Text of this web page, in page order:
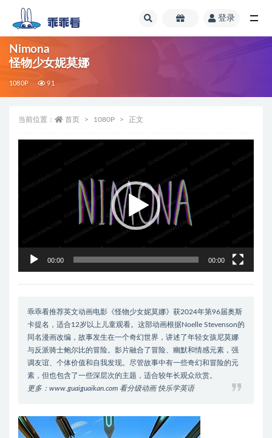
登录
Nimona
怪物少女妮莫娜
1080P 91
当前位置： 首页 1080P 正文
视
频
放
00:00 00:00
乖乖看推荐英文动画电影《怪物少女妮莫娜》获2024年第96届奥斯
卡提名，适合12岁以上儿童观看。这部动画根据Noelle Stevenson的
同名漫画改编，故事发生在一个奇幻世界，讲述了年轻女孩尼莫娜
与反派骑士鲍尔比的冒险。影片融合了冒险、幽默和情感元素，强
调友谊、个体价值和自我发现。尽管故事中有一些奇幻和冒险的元
素，但也包含了一些深层次的主题，适合较年长观众欣赏。
更多：www.guaiguaikan.com 看分级动画 快乐学英语